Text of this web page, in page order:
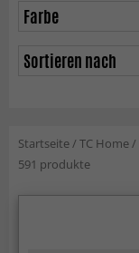
Farbe
Sortieren nach
Startseite/TC Home/
591 produkte